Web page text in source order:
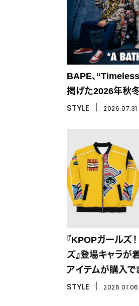
BAPE、
掲げた2026年秋
STYLE 2026.07.31
『KPOPガールズ
ズ』登場キャラが
アイテムが購入で
STYLE 2026.01.06